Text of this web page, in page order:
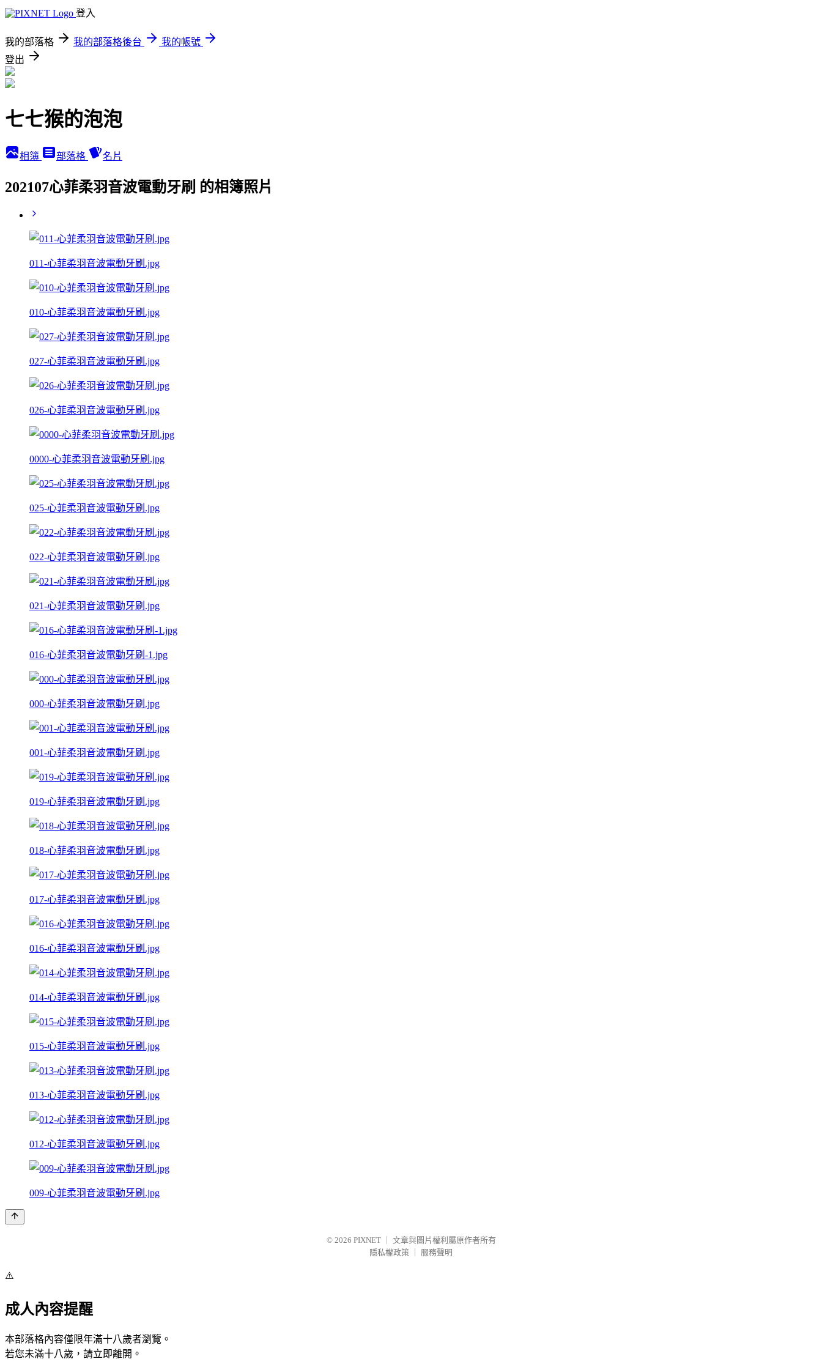
登入
我的部落格 我的部落格後台
我的帳號
登出
七七猴的泡泡
相簿 部落格 名片
202107心菲柔羽音波電動牙刷 的相簿照片
011-心菲柔羽音波電動牙刷.jpg
010-心菲柔羽音波電動牙刷.jpg
027-心菲柔羽音波電動牙刷.jpg
026-心菲柔羽音波電動牙刷.jpg
0000-心菲柔羽音波電動牙刷.jpg
025-心菲柔羽音波電動牙刷.jpg
022-心菲柔羽音波電動牙刷.jpg
021-心菲柔羽音波電動牙刷.jpg
016-心菲柔羽音波電動牙刷-1.jpg
000-心菲柔羽音波電動牙刷.jpg
001-心菲柔羽音波電動牙刷.jpg
019-心菲柔羽音波電動牙刷.jpg
018-心菲柔羽音波電動牙刷.jpg
017-心菲柔羽音波電動牙刷.jpg
016-心菲柔羽音波電動牙刷.jpg
014-心菲柔羽音波電動牙刷.jpg
015-心菲柔羽音波電動牙刷.jpg
013-心菲柔羽音波電動牙刷.jpg
012-心菲柔羽音波電動牙刷.jpg
009-心菲柔羽音波電動牙刷.jpg
© 2026 PIXNET
文章與圖片權利屬原作者所有
隱私權政策
服務聲明
⚠️
成人內容提醒
本部落格內容僅限年滿十八歲者瀏覽。
若您未滿十八歲，請立即離開。